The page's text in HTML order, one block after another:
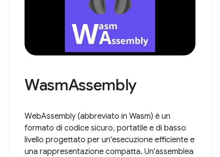
WasmAssembly
WebAssembly (abbreviato in Wasm) è un
formato di codice sicuro, portatile e di basso
livello progettato per un'esecuzione efficiente e
una rappresentazione compatta. Un'assemblea